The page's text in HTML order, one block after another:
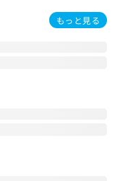
もっと見る